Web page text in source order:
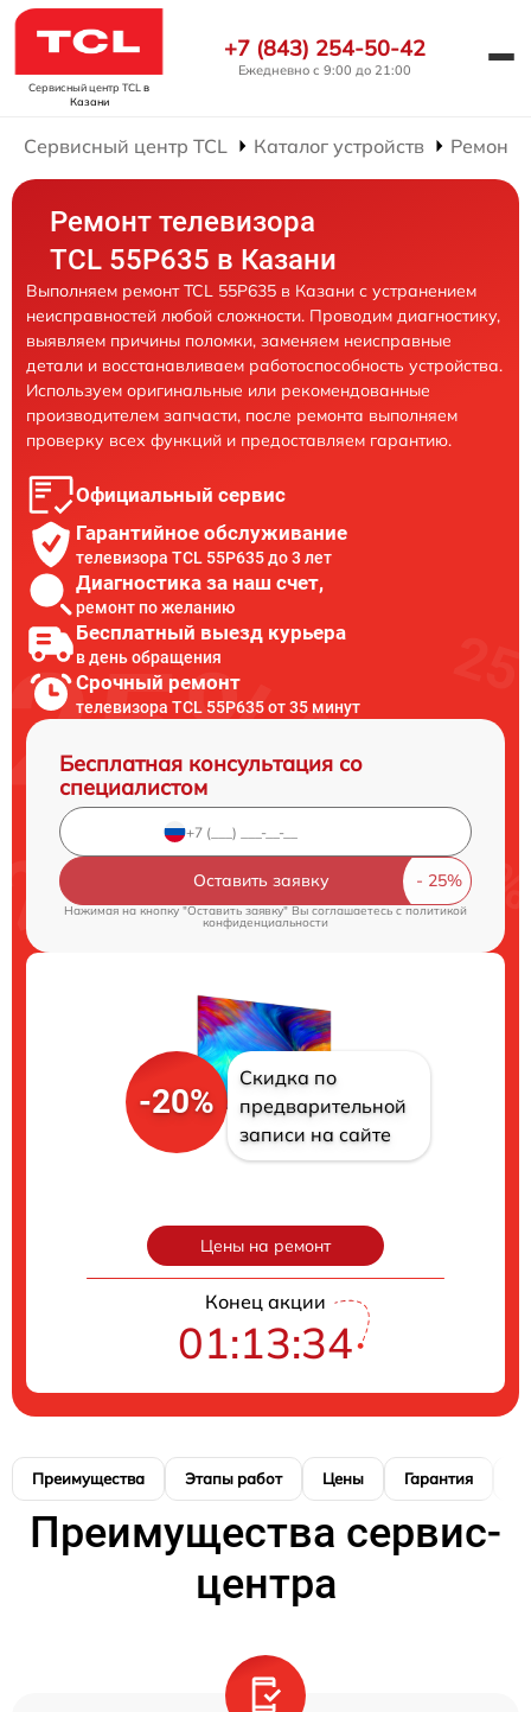
Сервисный центр TCL в
Казани
+7 (843) 254-50-42
Ежедневно с 9:00 до 21:00
Сервисный центр TCL Каталог устройств Ремонт
Ремонт телевизора
TCL 55P635 в Казани
Выполняем ремонт TCL 55P635 в Казани с устранением
неисправностей любой сложности. Проводим диагностику,
выявляем причины поломки, заменяем неисправные
детали и восстанавливаем работоспособность устройства.
Используем оригинальные или рекомендованные
производителем запчасти, после ремонта выполняем
проверку всех функций и предоставляем гарантию.
Официальный сервис
Гарантийное обслуживание
телевизора TCL 55P635 до 3 лет
Диагностика за наш счет,
ремонт по желанию
Бесплатный выезд курьера
в день обращения
Срочный ремонт
телевизора TCL 55P635 от 35 минут
Бесплатная консультация со
специалистом
Оставить заявку
Нажимая на кнопку "Оставить заявку" Вы соглашаетесь cполитикой
конфиденциальности
-20%
Скидка по
предварительной
записи на сайте
Цены на ремонт
Конец акции
01:13:34
Преимущества Этапы работ Цены Гарантия
Преимущества сервис-
центра